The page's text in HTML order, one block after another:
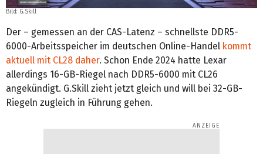
Bild: G.Skill
Der – gemessen an der CAS-Latenz – schnellste DDR5-
6000-Arbeitsspeicher im deutschen Online-Handel kommt
aktuell mit CL28 daher. Schon Ende 2024 hatte Lexar
allerdings 16-GB-Riegel nach DDR5-6000 mit CL26
angekündigt. G.Skill zieht jetzt gleich und will bei 32-GB-
Riegeln zugleich in Führung gehen.